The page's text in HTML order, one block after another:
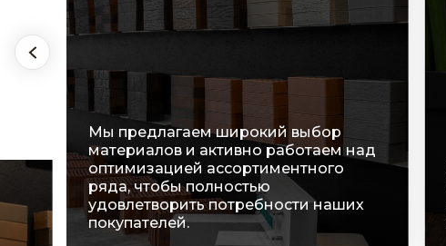
Мы предлагаем широкий выбор
материалов и активно работаем над
оптимизацией ассортиментного
ряда, чтобы полностью
удовлетворить потребности наших
покупателей.